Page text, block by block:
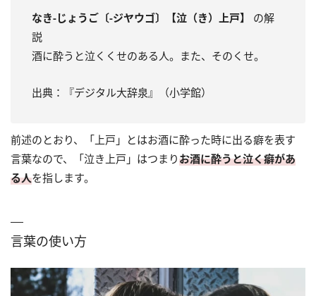
なき‐じょうご〔‐ジヤウゴ〕【泣（き）上戸】
の解
説
酒に酔うと泣くくせのある人。また、そのくせ。
出典：『デジタル大辞泉』（小学館）
前述のとおり、「上戸」とはお酒に酔った時に出る癖を表す
言葉なので、「泣き上戸」はつまりお酒に酔うと泣く癖があ
る人を指します。
言葉の使い方